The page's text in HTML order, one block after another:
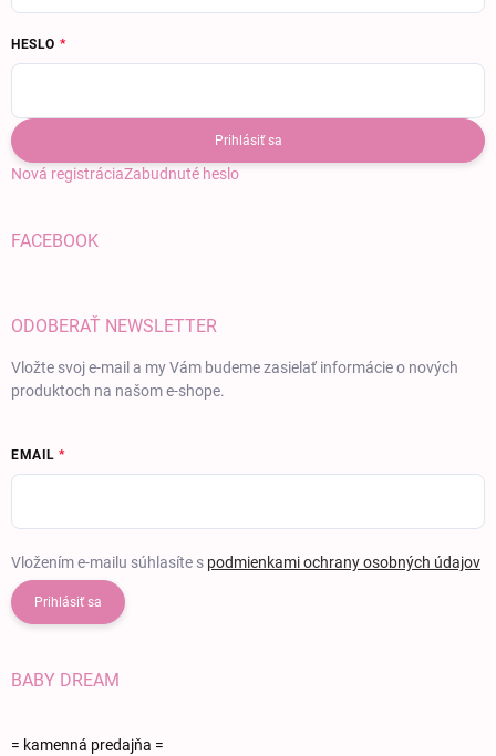
HESLO
Prihlásiť sa
Nová registráciaZabudnuté heslo
FACEBOOK
ODOBERAŤ NEWSLETTER
Vložte svoj e-mail a my Vám budeme zasielať informácie o nových
produktoch na našom e-shope.
EMAIL
Vložením e-mailu súhlasíte s podmienkami ochrany osobných údajov
Prihlásiť sa
BABY DREAM
= kamenná predajňa =